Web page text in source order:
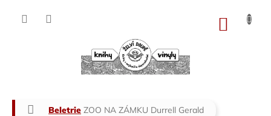
Domů
Beletrie ZOO NA ZÁMKU Durrell Gerald